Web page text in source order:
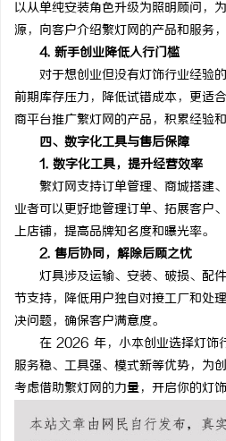
以从单纯安装角色升级为照明顾问，
源，向客户介绍繁灯网的产品和服务
4. 新手创业降低入行门槛
对于想创业但没有灯饰行业经验的
前期库存压力，降低试错成本，更适
商平台推广繁灯网的产品，积累经验和
四、数字化工具与售后保障
1. 数字化工具，提升经营效率
繁灯网支持订单管理、商城搭建、
业者可以更好地管理订单、拓展客户
上店铺，提高品牌知名度和曝光率。
2. 售后协同，解除后顾之忧
灯具涉及运输、安装、破损、配件
节支持，降低用户独自对接工厂和处
决问题，确保客户满意度。
在 2026 年，小本创业选择灯饰行
服务稳、工具强、模式新等优势，为
考虑借助繁灯网的力量，开启你的灯饰